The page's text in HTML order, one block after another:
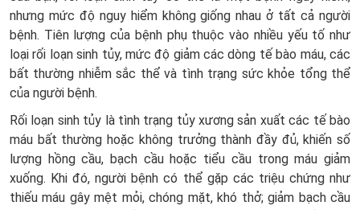
nhưng mức độ nguy hiểm không giống nhau ở tất cả người
bệnh. Tiên lượng của bệnh phụ thuộc vào nhiều yếu tố như
loại rối loạn sinh tủy, mức độ giảm các dòng tế bào máu, các
bất thường nhiễm sắc thể và tình trạng sức khỏe tổng thể
của người bệnh.
Rối loạn sinh tủy là tình trạng tủy xương sản xuất các tế bào
máu bất thường hoặc không trưởng thành đầy đủ, khiến số
lượng hồng cầu, bạch cầu hoặc tiểu cầu trong máu giảm
xuống. Khi đó, người bệnh có thể gặp các triệu chứng như
thiếu máu gây mệt mỏi, chóng mặt, khó thở; giảm bạch cầu